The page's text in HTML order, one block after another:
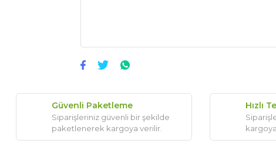
Güvenli Paketleme
Siparişleriniz güvenli bir şekilde
paketlenerek kargoya verilir.
Hızlı